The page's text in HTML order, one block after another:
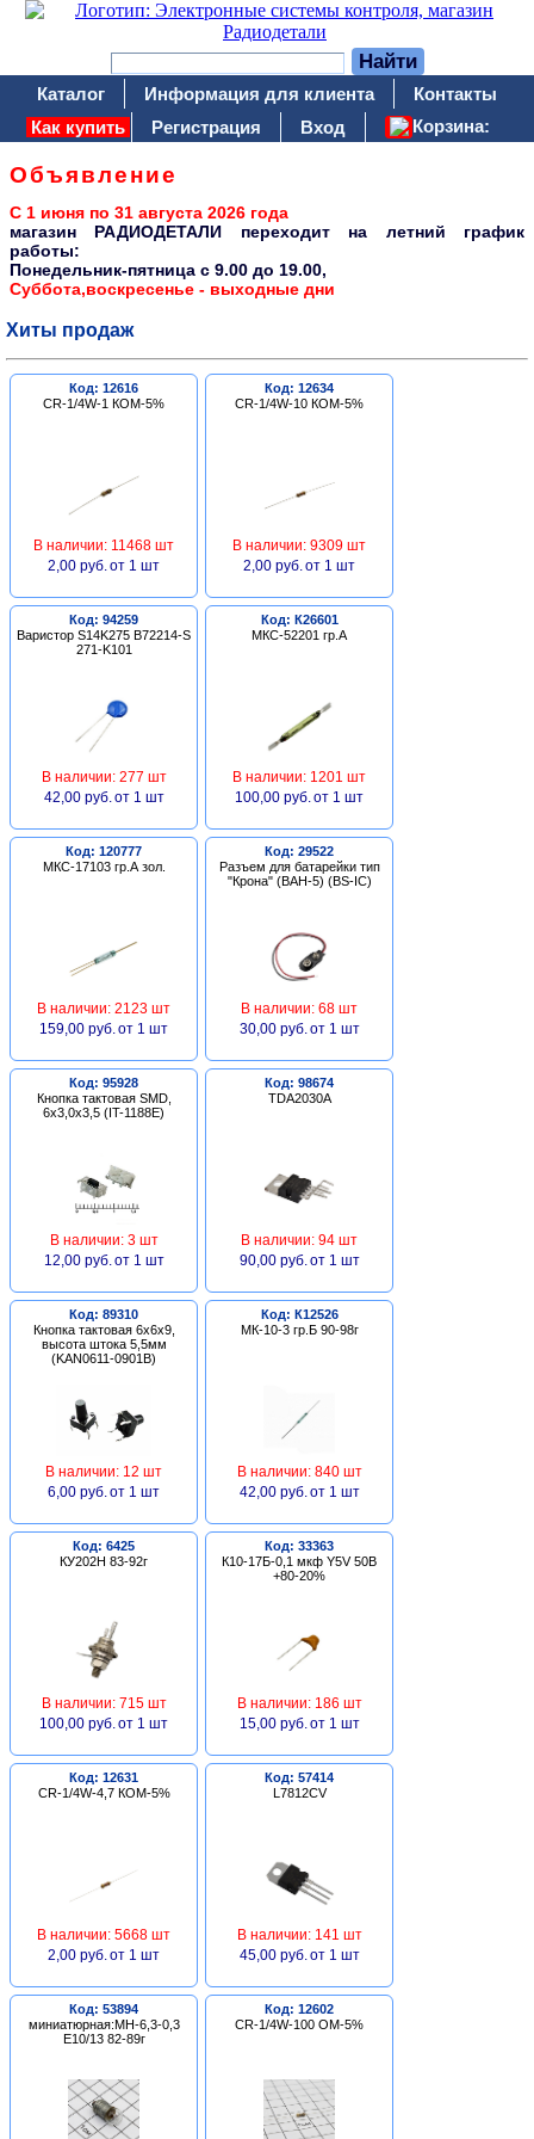
Каталог Информация для клиента
Контакты
Как купить
Регистрация Вход Корзина:
Объявление
С 1 июня по 31 августа 2026 года
магазин РАДИОДЕТАЛИ переходит на летний график
работы:
Понедельник-пятница c 9.00 до 19.00,
Суббота,воскресенье - выходные дни
Хиты продаж
Код: 12616
CR-1/4W-1 КОМ-5%
В наличии: 11468 шт
2,00 руб. от 1 шт
Код: 12634
CR-1/4W-10 КОМ-5%
В наличии: 9309 шт
2,00 руб. от 1 шт
Код: 94259
Варистор S14K275 B72214-S
271-K101
В наличии: 277 шт
42,00 руб. от 1 шт
Код: К26601
МКС-52201 гр.А
В наличии: 1201 шт
100,00 руб. от 1 шт
Код: 120777
МКС-17103 гр.А зол.
В наличии: 2123 шт
159,00 руб. от 1 шт
Код: 29522
Разъем для батарейки тип
"Крона" (BAH-5) (BS-IC)
В наличии: 68 шт
30,00 руб. от 1 шт
Код: 95928
Кнопка тактовая SMD,
6х3,0х3,5 (IT-1188E)
В наличии: 3 шт
12,00 руб. от 1 шт
Код: 98674
TDA2030A
В наличии: 94 шт
90,00 руб. от 1 шт
Код: 89310
Кнопка тактовая 6х6х9,
высота штока 5,5мм
(KAN0611-0901B)
В наличии: 12 шт
6,00 руб. от 1 шт
Код: К12526
МК-10-3 гр.Б 90-98г
В наличии: 840 шт
42,00 руб. от 1 шт
Код: 6425
КУ202Н 83-92г
В наличии: 715 шт
100,00 руб. от 1 шт
Код: 33363
К10-17Б-0,1 мкф Y5V 50В
+80-20%
В наличии: 186 шт
15,00 руб. от 1 шт
Код: 12631
CR-1/4W-4,7 КОМ-5%
В наличии: 5668 шт
2,00 руб. от 1 шт
Код: 57414
L7812CV
В наличии: 141 шт
45,00 руб. от 1 шт
Код: 53894
миниатюрная:МН-6,3-0,3
Е10/13 82-89г
Код: 12602
CR-1/4W-100 ОМ-5%